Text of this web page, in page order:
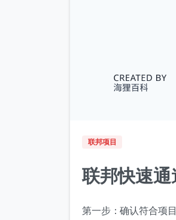
联邦项目
联邦快速通
第一步：确认符合项